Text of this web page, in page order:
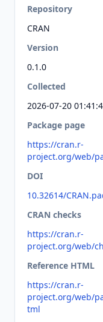
Repository
CRAN
Version
0.1.0
Collected
2026-07-20
Package page
https://cran.r-
project.org/web/
DOI
10.32614/
CRAN checks
https://cran.r-
project.org/web/
Reference HTML
https://cran.r-
project.org/web/
tml